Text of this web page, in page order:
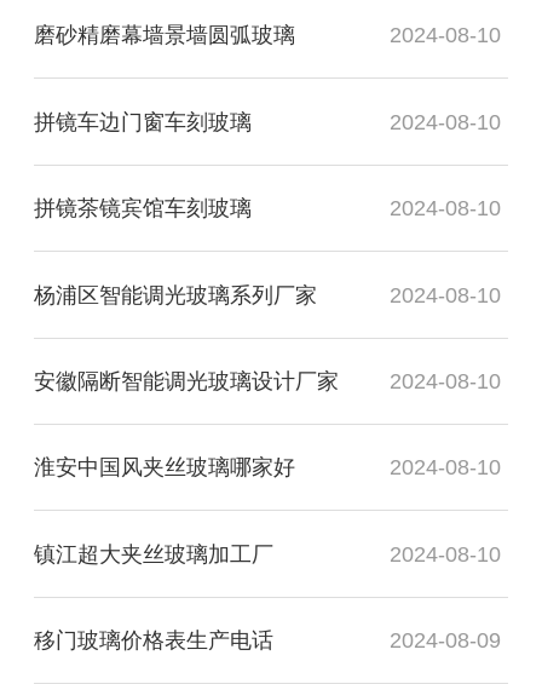
磨砂精磨幕墙景墙圆弧玻璃 2024-08-10
拼镜车边门窗车刻玻璃 2024-08-10
拼镜茶镜宾馆车刻玻璃 2024-08-10
杨浦区智能调光玻璃系列厂家 2024-08-10
安徽隔断智能调光玻璃设计厂家 2024-08-10
淮安中国风夹丝玻璃哪家好 2024-08-10
镇江超大夹丝玻璃加工厂 2024-08-10
移门玻璃价格表生产电话 2024-08-09